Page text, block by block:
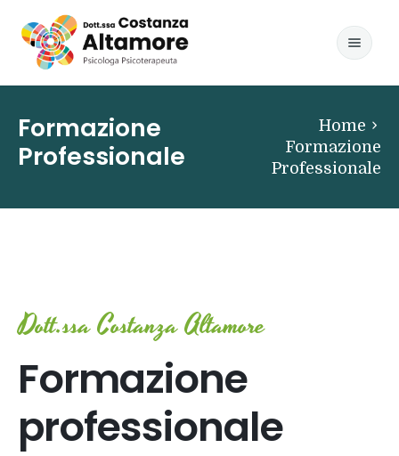
Formazione Professionale
Formazione
Professionale
Home
Formazione
Professionale
Dott.ssa Costanza Altamore
Formazione
professionale